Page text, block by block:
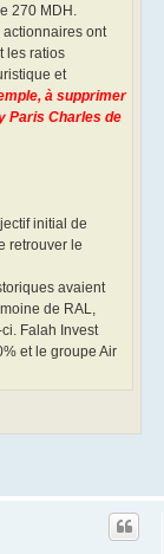
270 MDH.
ont
les ratios
et
à supprimer
Paris Charles de
initial de
retrouver le
avaient
de RAL,
Falah Invest
et le groupe Air